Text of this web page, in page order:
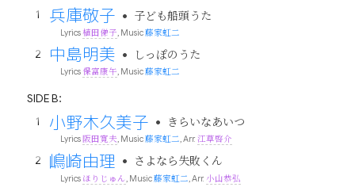
兵庫敬子 • 子ども船頭うた
Lyrics植田俤子, Music藤家虹二
中島明美 • しっぽのうた
Lyrics 保富康午, Music藤家虹二
SIDE B：
小野木久美子 • きらいなあいつ
Lyrics 阪田寛夫, Music藤家虹二, Arr.江草啓介
嶋崎由理 • さよなら失敗くん
Lyrics ほりじゅん, Music藤家虹二, Arr. 小山恭弘